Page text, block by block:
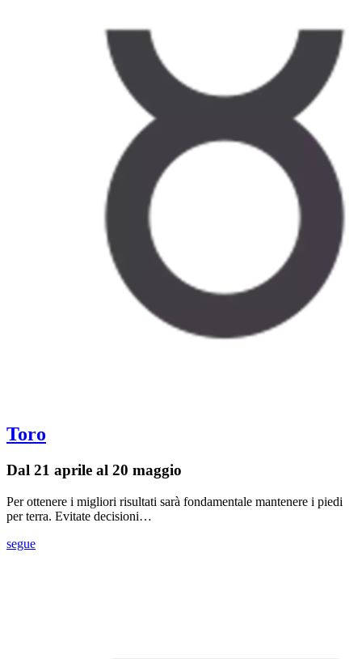
Toro
Dal 21 aprile al 20 maggio
Per ottenere i migliori risultati sarà fondamentale mantenere i piedi
per terra. Evitate decisioni…
segue